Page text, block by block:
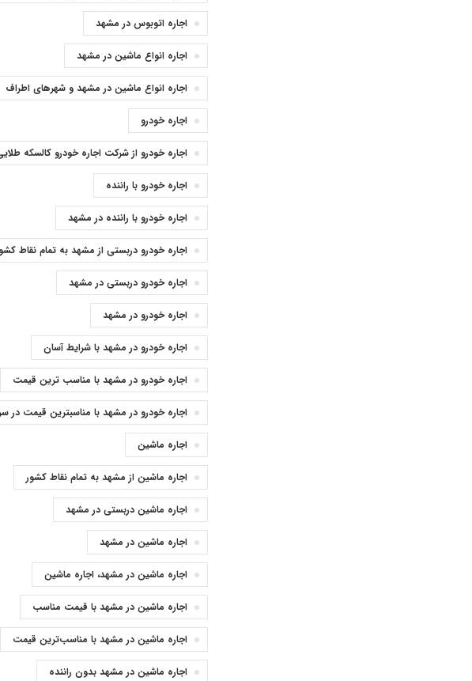
اجاره اتوبوس در مشهد
اجاره انواع ماشین در مشهد
اجاره انواع ماشین در مشهد و شهرهای اطراف
اجاره خودرو
اجاره خودرو از شرکت اجاره خودرو کالسکه
اجاره خودرو با راننده
اجاره خودرو با راننده در مشهد
اجاره خودرو دربستی از مشهد به تمام نقاط
اجاره خودرو دربستی در مشهد
اجاره خودرو در مشهد
اجاره خودرو در مشهد با شرایط آسان
اجاره خودرو در مشهد با مناسب ترین قیمت
اجاره خودرو در مشهد با مناسبترین قیمت در
اجاره ماشین
اجاره ماشین از مشهد به تمام نقاط کشور
اجاره ماشین دربستی در مشهد
اجاره ماشین در مشهد
اجاره ماشین در مشهد، اجاره ماشین
اجاره ماشین در مشهد با قیمت مناسب
اجاره ماشین در مشهد با مناسب‌ترین قیمت
اجاره ماشین در مشهد بدون راننده